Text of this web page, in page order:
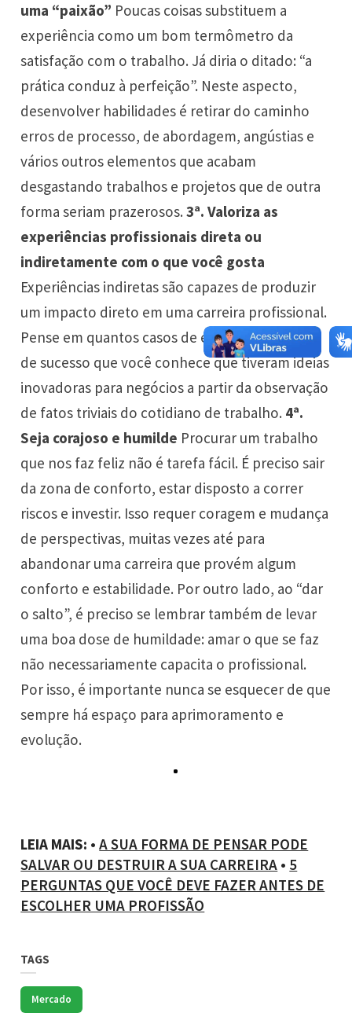
uma “paixão” Poucas coisas substituem a
experiência como um bom termômetro da
satisfação com o trabalho. Já diria o ditado: “a
prática conduz à perfeição”. Neste aspecto,
desenvolver habilidades é retirar do caminho
erros de processo, de abordagem, angústias e
vários outros elementos que acabam
desgastando trabalhos e projetos que de outra
forma seriam prazerosos.3ª. Valoriza as
experiências profissionais direta ou
indiretamente com o que você gosta
Experiências indiretas são capazes de produzir
um impacto direto em uma carreira profissional.
Pense em quantos casos de empreendedores
de sucesso que você conhece que tiveram ideias
inovadoras para negócios a partir da observação
de fatos triviais do cotidiano de trabalho. 4ª.
Seja corajoso e humilde Procurar um trabalho
que nos faz feliz não é tarefa fácil. É preciso sair
da zona de conforto, estar disposto a correr
riscos e investir. Isso requer coragem e mudança
de perspectivas, muitas vezes até para
abandonar uma carreira que provém algum
conforto e estabilidade. Por outro lado, ao “dar
o salto”, é preciso se lembrar também de levar
uma boa dose de humildade: amar o que se faz
não necessariamente capacita o profissional.
Por isso, é importante nunca se esquecer de que
sempre há espaço para aprimoramento e
evolução.
LEIA MAIS: •A SUA FORMA DE PENSAR PODE
SALVAR OU DESTRUIR A SUA CARREIRA • 5
PERGUNTAS QUE VOCÊ DEVE FAZER ANTES DE
ESCOLHER UMA PROFISSÃO
TAGS
Mercado